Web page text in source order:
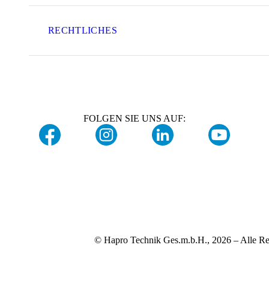
RECHTLICHES
FOLGEN SIE UNS AUF:
© Hapro Technik Ges.m.b.H., 2026 – Alle